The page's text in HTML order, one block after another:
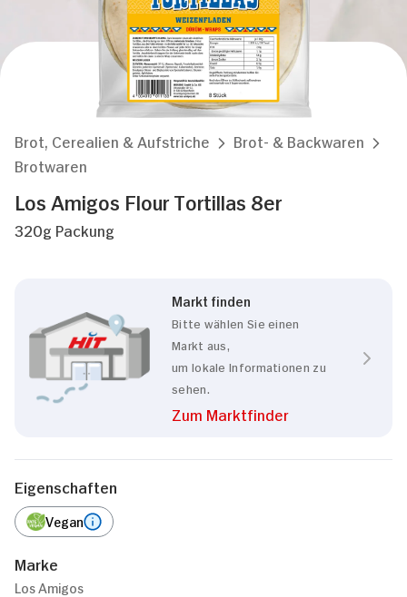
Brot, Cerealien & Aufstriche
Brot- & Backwaren
Brotwaren
Los Amigos Flour Tortillas 8er
320g Packung
Markt finden
Bitte wählen Sie einen
Markt aus,
um lokale Informationen zu
sehen.
Zum Marktfinder
Eigenschaften
Vegan
Marke
Los Amigos